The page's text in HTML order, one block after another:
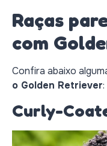
Raças
com
Confira abaixo
o Golden Retriever:
Curly-